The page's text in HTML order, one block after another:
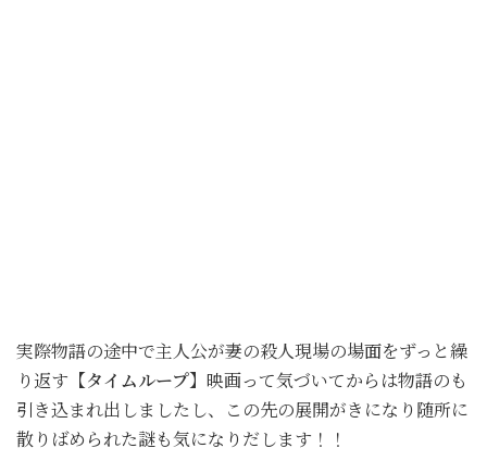
実際物語の途中で主人公が妻の殺人現場の場面をずっと繰
り返す 【タイムループ】 映画って気づいてからは物語のも
引き込まれ出しましたし、この先の展開がきになり随所に
散りばめられた謎も気になりだします！！